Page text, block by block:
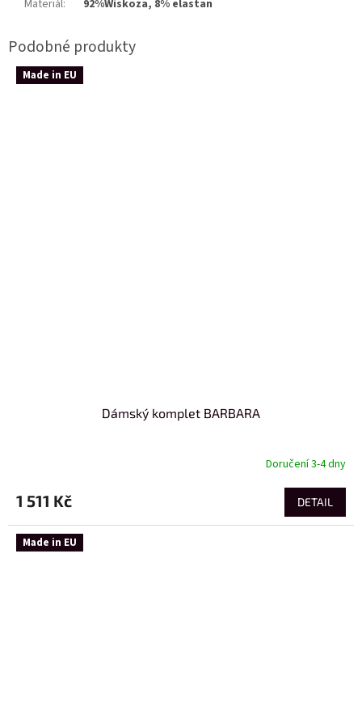
Materiál: 92%Wiskoza, 8% elastan
Made in EU
Dámský komplet BARBARA
Doručení 3-4 dny
1 511 Kč DETAIL
Made in EU